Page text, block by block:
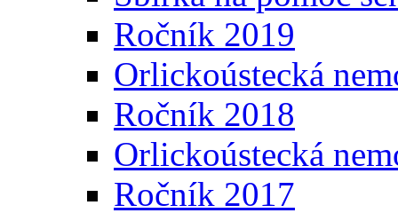
Ročník 2019
Orlickoústecká
Ročník 2018
Orlickoústecká
Ročník 2017